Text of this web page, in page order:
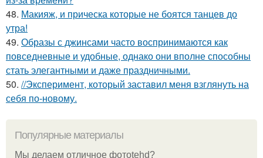
48. Макияж, и прическа которые не боятся танцев до
утра!
49. Образы с джинсами часто воспринимаются как
повседневные и удобные, однако они вполне способны
стать элегантными и даже праздничными.
50. //Эксперимент, который заставил меня взглянуть на
себя по-новому.
Популярные материалы
Мы делаем отличное фотоtehd?